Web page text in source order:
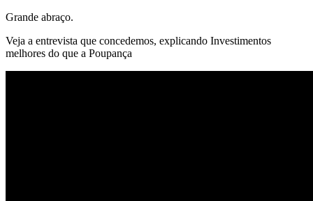
Grande abraço.
Veja a entrevista que concedemos, explicando Investimentos
melhores do que a Poupança